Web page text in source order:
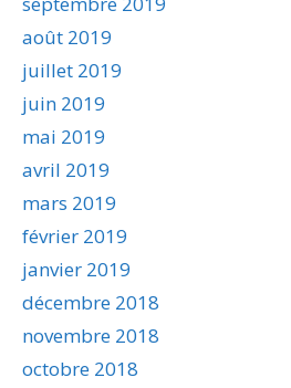
août 2019
juillet 2019
juin 2019
mai 2019
avril 2019
mars 2019
février 2019
janvier 2019
décembre 2018
novembre 2018
octobre 2018